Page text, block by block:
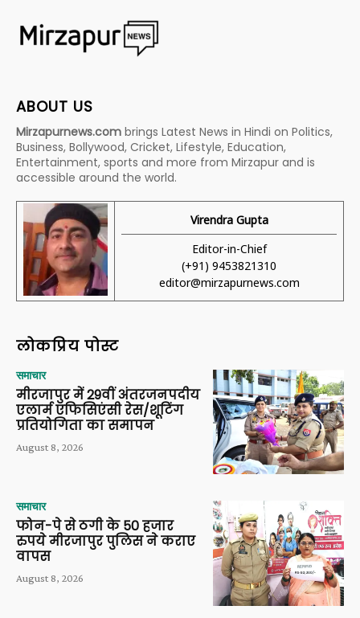
ABOUT US
Mirzapurnews.com brings Latest News in Hindi on Politics,
Business, Bollywood, Cricket, Lifestyle, Education,
Entertainment, sports and more from Mirzapur and is
accessible around the world.
Virendra Gupta
Editor-in-Chief
(+91) 9453821310
editor@mirzapurnews.com
लोकप्रिय पोस्ट
समाचार
मीरजापुर में 29वीं अंतरजनपदीय
एलार्म एफिसिएंसी रेस/शूटिंग
प्रतियोगिता का समापन
August 8, 2026
समाचार
फोन-पे से ठगी के 50 हजार
रुपये मीरजापुर पुलिस ने कराए
वापस
August 8, 2026